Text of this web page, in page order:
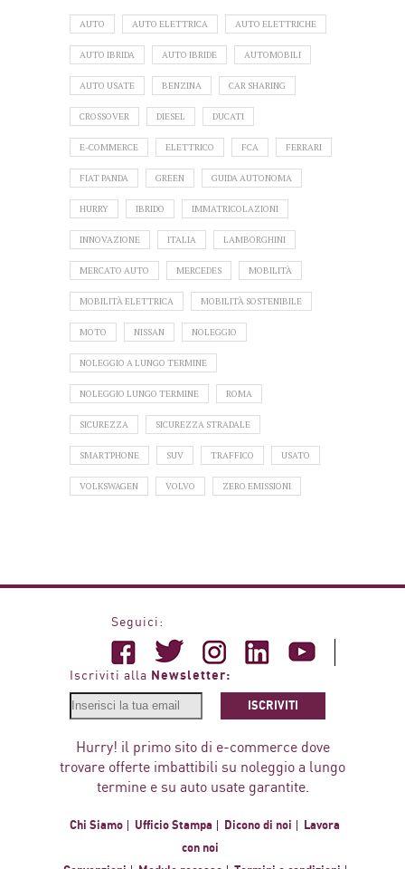
AUTO AUTO ELETTRICA AUTO ELETTRICHE
AUTO IBRIDA AUTO IBRIDE AUTOMOBILI
AUTO USATE BENZINA CAR SHARING
CROSSOVER DIESEL DUCATI
E-COMMERCE ELETTRICO FCA FERRARI
FIAT PANDA GREEN GUIDA AUTONOMA
HURRY IBRIDO IMMATRICOLAZIONI
INNOVAZIONE ITALIA LAMBORGHINI
MERCATO AUTO MERCEDES MOBILITÀ
MOBILITÀ ELETTRICA MOBILITÀ SOSTENIBILE
MOTO NISSAN NOLEGGIO
NOLEGGIO A LUNGO TERMINE
NOLEGGIO LUNGO TERMINE ROMA
SICUREZZA SICUREZZA STRADALE
SMARTPHONE SUV TRAFFICO USATO
VOLKSWAGEN VOLVO ZERO EMISSIONI
Seguici:
Iscriviti alla Newsletter:
ISCRIVITI
Hurry! il primo sito di e-commerce dove
trovare offerte imbattibili su noleggio a lungo
termine e su auto usate garantite.
Chi Siamo Ufficio Stampa Dicono di noi
Lavora
con noi